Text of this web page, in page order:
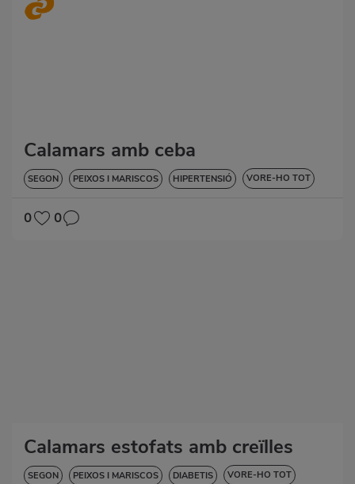
Calamars amb ceba
SEGON PEIXOS I MARISCOS HIPERTENSIÓ VORE-HO TOT
0 0
Calamars estofats amb creïlles
SEGON PEIXOS I MARISCOS DIABETIS VORE-HO TOT